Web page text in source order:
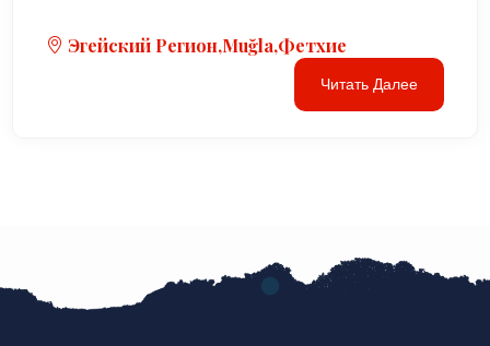
Эгейский Регион,Muğla,Фетхие
Читать Далее